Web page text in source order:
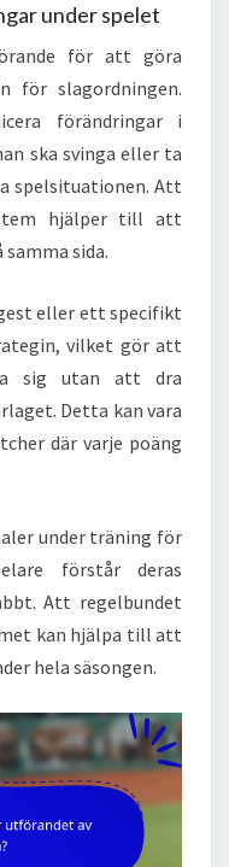
under spelet
för att göra
för slagordningen.
förändringar i
ska svinga eller ta
spelsituationen. Att
hjälper till att
sida.
eller ett specifikt
vilket gör att
sig utan att dra
Detta kan vara
där varje poäng
under träning för
förstår deras
Att regelbundet
kan hjälpa till att
hela säsongen.